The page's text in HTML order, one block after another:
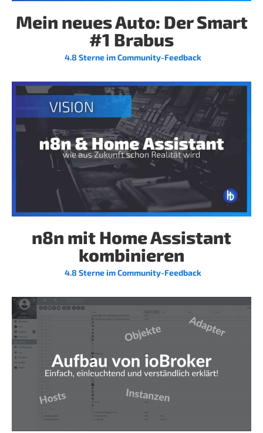
Mein neues Auto: Der Smart
#1 Brabus
4.8 Sterne im Community-Feedback
n8n mit Home Assistant
kombinieren
4.8 Sterne im Community-Feedback